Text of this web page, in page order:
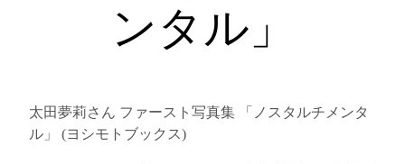
ンタル」
太田夢莉さん ファースト写真集 「ノスタルチメンタ
ル」 (ヨシモトブックス)